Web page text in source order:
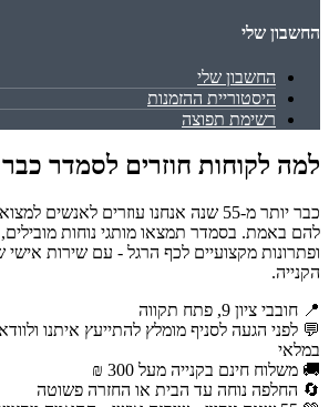
החשבון שלי
החשבון שלי
היסטוריית ההזמנות
רשימת תפוצה
למה לקוחות חוזרים לסמדר כבר 55 שנה?
כבר יותר מ-55 שנה אנחנו עוזרים
להם באמת. בסמדר תמצאו מותגי נוחות
ופתרונות מקצועיים לכף הרגל - עם שירות
הקנייה.
📍 חובבי ציון 9, פתח תקווה
💬 לפני הגעה לסניף מומלץ להתייעץ איתנו
במלאי
🚚 משלוח חינם בקנייה מעל 300 ₪
🔄 החלפה נוחה עד הבית או החזרה פשוטה